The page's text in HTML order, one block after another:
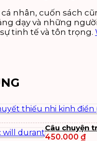
nhân, cuốn sách
dạy và những
tinh tế và tôn trọng.
Câu chuyện
450.000 ₫